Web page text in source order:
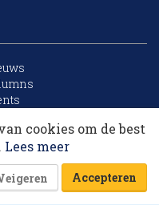
by
cookies om de best
Lees meer
Accepteren